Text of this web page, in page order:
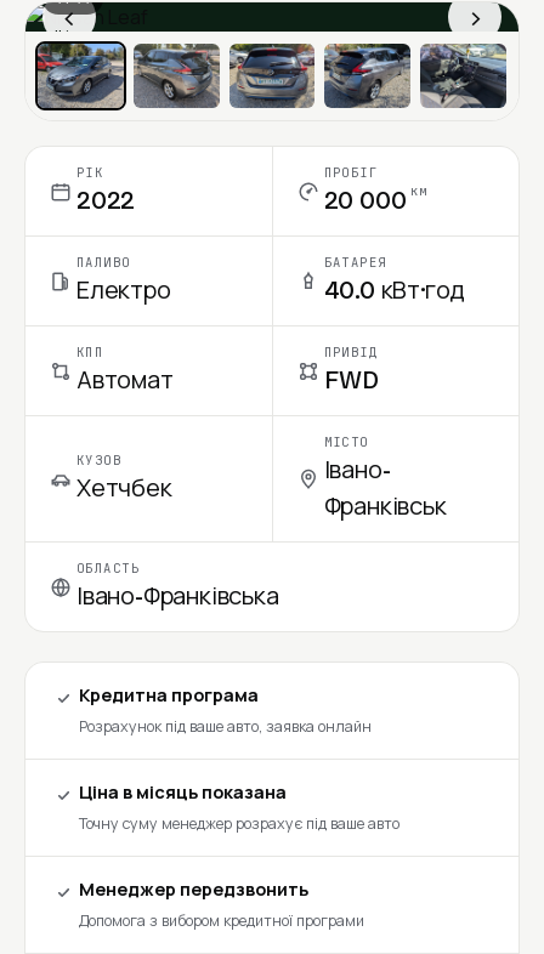
‹ ›
Ціна в місяць
РІК
2022
ПРОБІГ
20 000 км
ПАЛИВО
Електро
БАТАРЕЯ
40.0 кВт·год
КПП
Автомат
ПРИВІД
FWD
КУЗОВ
Хетчбек
МІСТО
Івано-
Франківськ
ОБЛАСТЬ
Івано-Франківська
Кредитна програма
Розрахунок під ваше авто, заявка онлайн
Ціна в місяць показана
Точну суму менеджер розрахує під ваше авто
Менеджер передзвонить
Допомога з вибором кредитної програми